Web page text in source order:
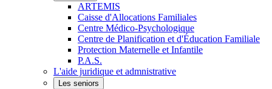
ARTEMIS
Caisse d'Allocations Familiales
Centre Médico-Psychologique
Centre de Planification et d'Éducation Familiale
Protection Maternelle et Infantile
P.A.S.
L'aide juridique et admnistrative
Les seniors